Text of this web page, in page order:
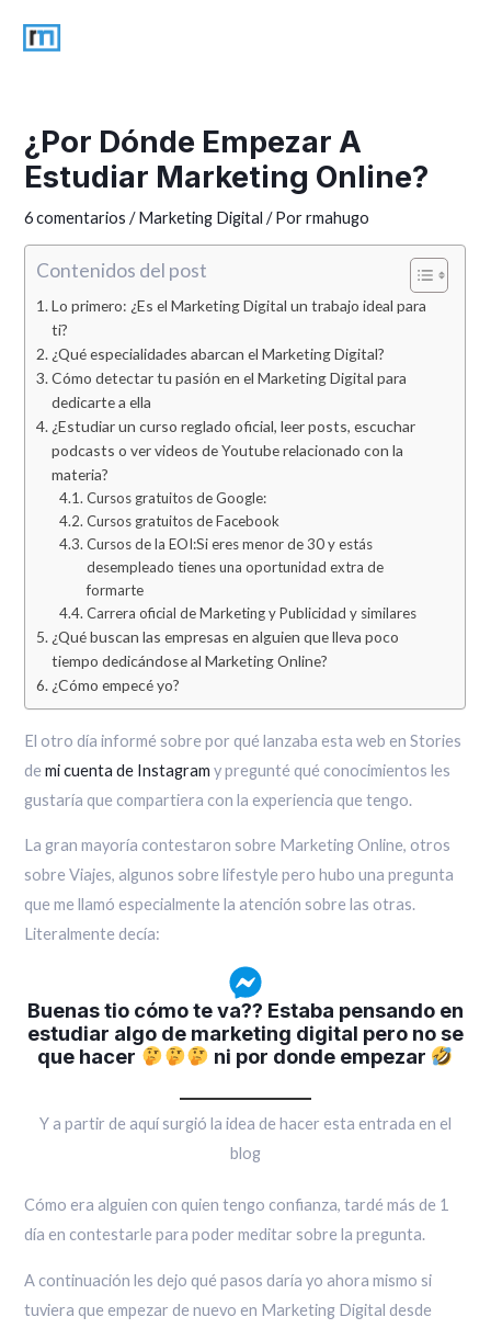
¿Por Dónde Empezar A
Estudiar Marketing Online?
6 comentarios /Marketing Digital / Porrmahugo
Contenidos del post
Lo primero: ¿Es el Marketing Digital un trabajo ideal para
ti?
¿Qué especialidades abarcan el Marketing Digital?
Cómo detectar tu pasión en el Marketing Digital para
dedicarte a ella
¿Estudiar un curso reglado oficial, leer posts, escuchar
podcasts o ver videos de Youtube relacionado con la
materia?
Cursos gratuitos de Google:
Cursos gratuitos de Facebook
Cursos de la EOI:Si eres menor de 30 y estás
desempleado tienes una oportunidad extra de
formarte
Carrera oficial de Marketing y Publicidad y similares
¿Qué buscan las empresas en alguien que lleva poco
tiempo dedicándose al Marketing Online?
¿Cómo empecé yo?
El otro día informé sobre por qué lanzaba esta web en Stories
demi cuenta de Instagram y pregunté qué conocimientos les
gustaría que compartiera con la experiencia que tengo.
La gran mayoría contestaron sobre Marketing Online, otros
sobre Viajes, algunos sobre lifestyle pero hubo una pregunta
que me llamó especialmente la atención sobre las otras.
Literalmente decía:
Buenas tio cómo te va?? Estaba pensando en
estudiar algo de marketing digital pero no se
que hacer
ni por donde empezar
Y a partir de aquí surgió la idea de hacer esta entrada en el
blog
Cómo era alguien con quien tengo confianza, tardé más de 1
día en contestarle para poder meditar sobre la pregunta.
A continuación les dejo qué pasos daría yo ahora mismo si
tuviera que empezar de nuevo en Marketing Digital desde